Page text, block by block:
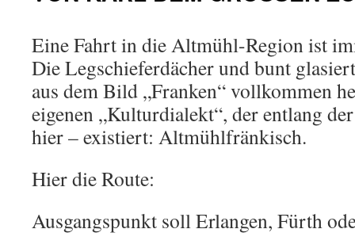
Eine Fahrt in die Altmühl-Region ist
Die Legschieferdächer und bunt
aus dem Bild „Franken“ vollkommen
eigenen „Kulturdialekt“, der entlang
hier – existiert: Altmühlfränkisch.
Hier die Route:
Ausgangspunkt soll Erlangen, Fürth